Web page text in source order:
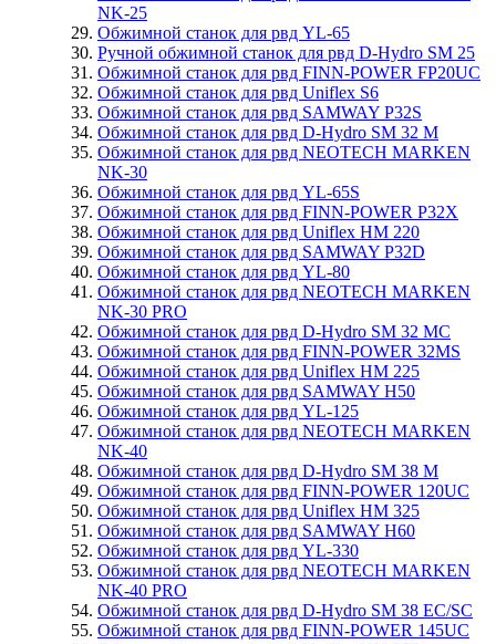
NK-25
Обжимной станок для рвд YL-65
Ручной обжимной станок для рвд D-Hydro SM 25
Обжимной станок для рвд FINN-POWER FP20UC
Обжимной станок для рвд Uniflex S6
Обжимной станок для рвд SAMWAY P32S
Обжимной станок для рвд D-Hydro SM 32 M
Обжимной станок для рвд NEOTECH MARKEN
NK-30
Обжимной станок для рвд YL-65S
Обжимной станок для рвд FINN-POWER P32X
Обжимной станок для рвд Uniflex HM 220
Обжимной станок для рвд SAMWAY P32D
Обжимной станок для рвд YL-80
Обжимной станок для рвд NEOTECH MARKEN
NK-30 PRO
Обжимной станок для рвд D-Hydro SM 32 MC
Обжимной станок для рвд FINN-POWER 32MS
Обжимной станок для рвд Uniflex HM 225
Обжимной станок для рвд SAMWAY H50
Обжимной станок для рвд YL-125
Обжимной станок для рвд NEOTECH MARKEN
NK-40
Обжимной станок для рвд D-Hydro SM 38 M
Обжимной станок для рвд FINN-POWER 120UC
Обжимной станок для рвд Uniflex HM 325
Обжимной станок для рвд SAMWAY H60
Обжимной станок для рвд YL-330
Обжимной станок для рвд NEOTECH MARKEN
NK-40 PRO
Обжимной станок для рвд D-Hydro SM 38 EC/SC
Обжимной станок для рвд FINN-POWER 145UC